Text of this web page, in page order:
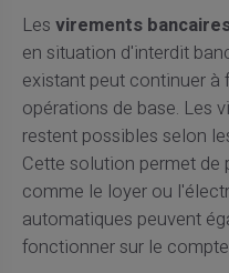
Les virements
en situation d'interdit
existant peut continuer
opérations de base. Les
restent possibles selon
Cette solution permet de
comme le loyer ou
automatiques peuvent
fonctionner sur le